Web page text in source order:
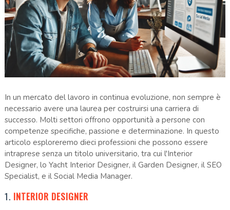
In un mercato del lavoro in continua evoluzione, non sempre è
necessario avere una laurea per costruirsi una carriera di
successo. Molti settori offrono opportunità a persone con
competenze specifiche, passione e determinazione. In questo
articolo esploreremo dieci professioni che possono essere
intraprese senza un titolo universitario, tra cui l'Interior
Designer, lo Yacht Interior Designer, il Garden Designer, il SEO
Specialist, e il Social Media Manager.
1. INTERIOR DESIGNER